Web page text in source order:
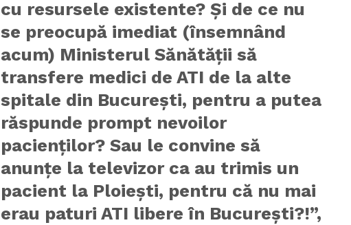
cu resursele existente? Şi de ce nu
se preocupă imediat (însemnând
acum) Ministerul Sănătăţii să
transfere medici de ATI de la alte
spitale din Bucureşti, pentru a putea
răspunde prompt nevoilor
pacienţilor? Sau le convine să
anunţe la televizor ca au trimis un
pacient la Ploieşti, pentru că nu mai
erau paturi ATI libere în Bucureşti?!”,